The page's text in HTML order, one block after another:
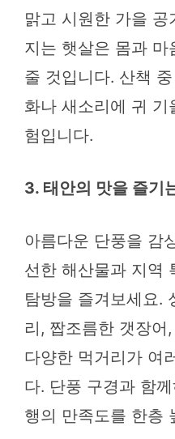
맑고 시원한 가을
지는 햇살은 몸과 마
줄 것입니다. 산책
화나 새소리에 귀 기
험입니다.
3. 태안의 맛을 즐기
아름다운 단풍을 감
선한 해산물과 지역
탐방을 즐겨보세요.
리, 짭조름한 갯장
다양한 먹거리가 여
다. 단풍 구경과 함
행의 만족도를 한층